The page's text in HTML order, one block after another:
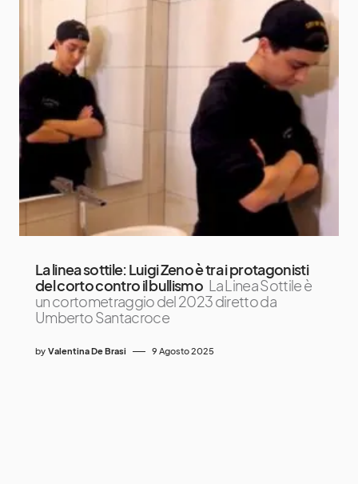
La linea sottile: Luigi Zeno è tra i protagonisti
del corto contro il bullismo La Linea Sottile è
un cortometraggio del 2023 diretto da
Umberto Santacroce
by Valentina De Brasi 9 Agosto 2025